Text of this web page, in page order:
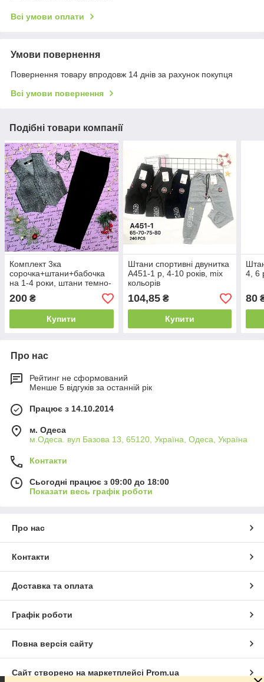
Всі умови оплати
Умови повернення
Повернення товару впродовж 14 днів за рахунок покупця
Всі умови повернення
Подібні товари компанії
Комплект 3ка
сорочка+штани+бабочка
на 1-4 роки, штани темно-
зелені
200 ₴
Купити
Штани спортивні двунитка
А451-1 р, 4-10 років, mix
кольорів
104,85₴
Купити
4, 6
80
Про нас
Рейтинг не сформований
Менше 5 відгуків за останній рік
Працює з 14.10.2014
м. Одеса
м.Одеса. вул Базова 13, 65120, Україна, Одеса, Україна
Контакти
Сьогодні працює з 09:00 до 18:00
Показати весь графік роботи
Про нас
Контакти
Доставка та оплата
Графік роботи
Повна версія сайту
Сайт створено на маркетплейсі Prom.ua